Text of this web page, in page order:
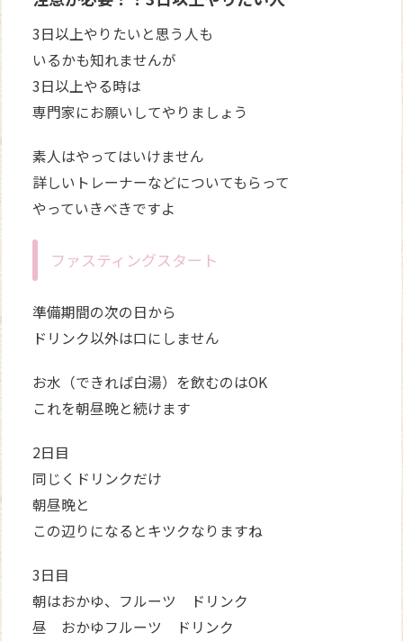
3日以上やりたいと思う人も
いるかも知れませんが
3日以上やる時は
専門家にお願いしてやりましょう
素人はやってはいけません
詳しいトレーナーなどについてもらって
やっていきべきですよ
ファスティングスタート
準備期間の次の日から
ドリンク以外は口にしません
お水（できれば白湯）を飲むのはOK
これを朝昼晩と続けます
2日目
同じくドリンクだけ
朝昼晩と
この辺りになるとキツクなりますね
3日目
朝はおかゆ、フルーツ ドリンク
昼 おかゆフルーツ ドリンク